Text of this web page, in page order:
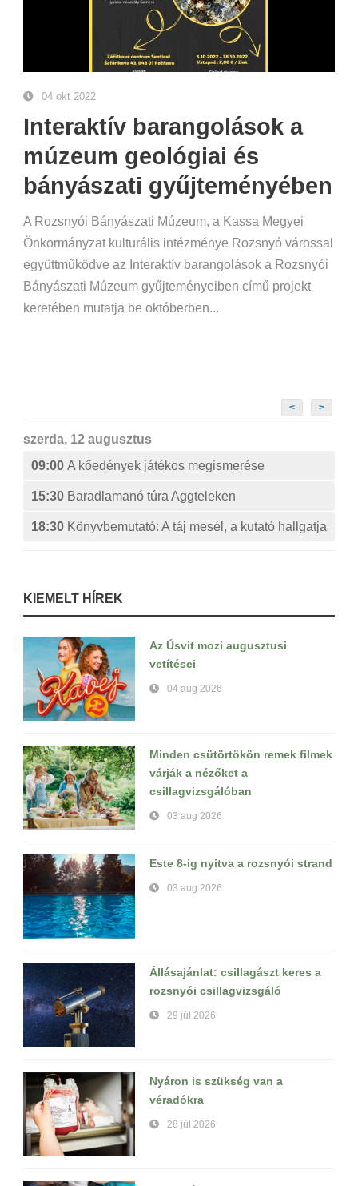
04 okt 2022
Interaktív barangolások a
múzeum geológiai és
bányászati gyűjteményében
A Rozsnyói Bányászati Múzeum, a Kassa Megyei
Önkormányzat kulturális intézménye Rozsnyó várossal
együttműködve az Interaktív barangolások a Rozsnyói
Bányászati Múzeum gyűjteményeiben című projekt
keretében mutatja be októberben...
< >
szerda, 12 augusztus
09:00 A kőedények játékos megismerése
15:30 Baradlamanó túra Aggteleken
18:30 Könyvbemutató: A táj mesél, a kutató hallgatja
KIEMELT HÍREK
Az Úsvit mozi augusztusi
vetítései
04 aug 2026
Minden csütörtökön remek filmek
várják a nézőket a
csillagvizsgálóban
03 aug 2026
Este 8-ig nyitva a rozsnyói strand
03 aug 2026
Állásajánlat: csillagászt keres a
rozsnyói csillagvizsgáló
29 júl 2026
Nyáron is szükség van a
véradókra
28 júl 2026